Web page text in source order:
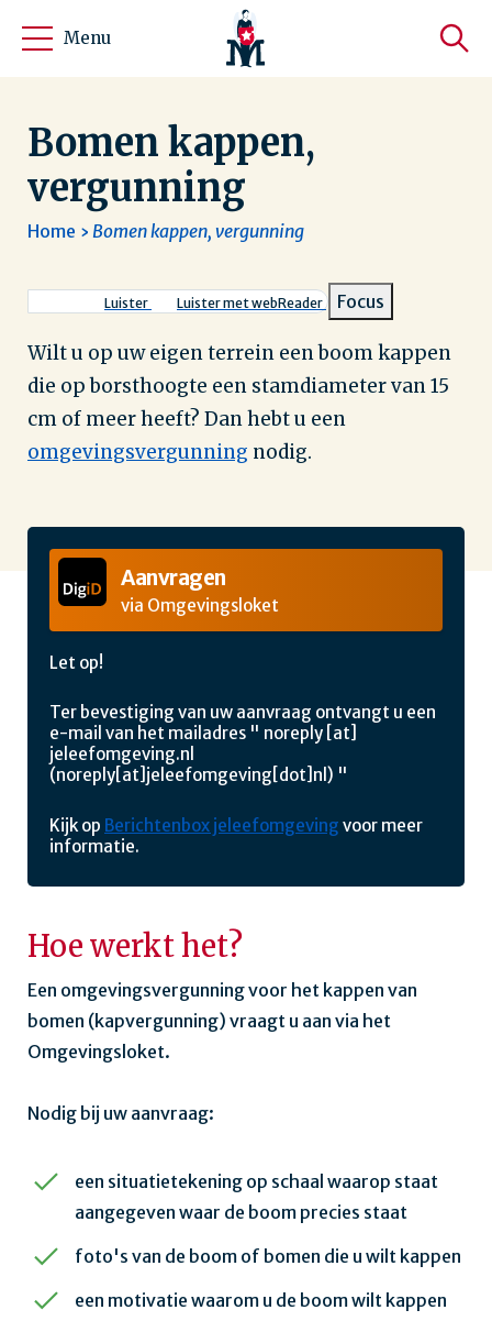
Menu
Bomen kappen,
vergunning
Kruimelpad
Home Bomen kappen, vergunning
Luister Luister met webReader Focus
Wilt u op uw eigen terrein een boom kappen
die op borsthoogte een stamdiameter van 15
cm of meer heeft? Dan hebt u een
omgevingsvergunning nodig.
Aanvragen
via Omgevingsloket
Let op!
Ter bevestiging van uw aanvraag ontvangt u een
e-mail van het mailadres " noreply [at]
jeleefomgeving.nl
(noreply[at]jeleefomgeving[dot]nl) "
Kijk op Berichtenbox jeleefomgeving voor meer
informatie.
Hoe werkt het?
Een omgevingsvergunning voor het kappen van
bomen (kapvergunning) vraagt u aan via het
Omgevingsloket.
Nodig bij uw aanvraag:
een situatietekening op schaal waarop staat
aangegeven waar de boom precies staat
foto's van de boom of bomen die u wilt kappen
een motivatie waarom u de boom wilt kappen